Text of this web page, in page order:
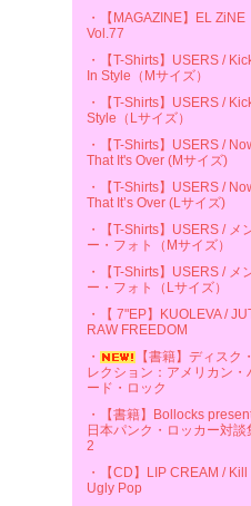
・【MAGAZINE】EL ZiNE
Vol.77
・【T-Shirts】USERS /
In Style（Mサイズ）
・【T-Shirts】USERS /
Style（Lサイズ）
・【T-Shirts】USERS /
That It's Over (Mサイズ)
・【T-Shirts】USERS /
That It’s Over (Lサイズ)
・【T-Shirts】USERS / メ
ー・フォト（Mサイズ）
・【T-Shirts】USERS / メ
ー・フォト（Lサイズ）
・【 7"EP】KUOLEVA /
RAW FREEDOM
・
【書籍】ディスク
レクション：アメリカン・
ード・ロック
・【書籍】Bollocks
日本パンク・ロッカー対談
2
・【CD】LIP CREAM / Kill
Ugly Pop